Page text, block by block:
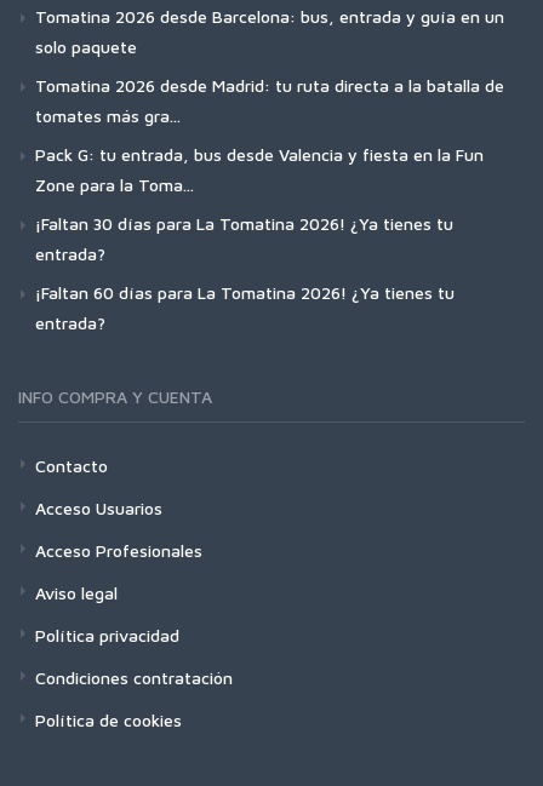
Tomatina 2026 desde Barcelona: bus, entrada y guía en un
solo paquete
Tomatina 2026 desde Madrid: tu ruta directa a la batalla de
tomates más gra...
Pack G: tu entrada, bus desde Valencia y fiesta en la Fun
Zone para la Toma...
¡Faltan 30 días para La Tomatina 2026! ¿Ya tienes tu
entrada?
¡Faltan 60 días para La Tomatina 2026! ¿Ya tienes tu
entrada?
INFO COMPRA Y CUENTA
Contacto
Acceso Usuarios
Acceso Profesionales
Aviso legal
Política privacidad
Condiciones contratación
Política de cookies